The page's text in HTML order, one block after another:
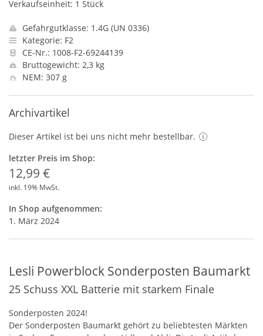
Verkaufseinheit: 1 Stück
Gefahrgutklasse: 1.4G (UN 0336)
Kategorie: F2
CE-Nr.: 1008-F2-69244139
Bruttogewicht: 2,3 kg
NEM: 307 g
Archivartikel
Dieser Artikel ist bei uns nicht mehr bestellbar.
letzter Preis im Shop:
12,99 €
inkl. 19% MwSt.
In Shop aufgenommen:
1. März 2024
Lesli Powerblock Sonderposten Baumarkt
25 Schuss XXL Batterie mit starkem Finale
Sonderposten 2024!
Der Sonderposten Baumarkt gehört zu beliebtesten Märkten